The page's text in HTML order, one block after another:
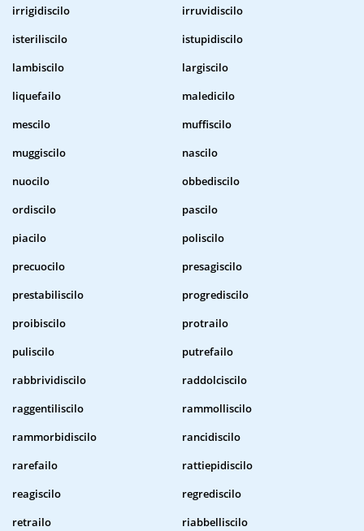
irrigidiscilo
irruvidiscilo
isteriliscilo
istupidiscilo
lambiscilo
largiscilo
liquefailo
maledicilo
mescilo
muffiscilo
muggiscilo
nascilo
nuocilo
obbediscilo
ordiscilo
pascilo
piacilo
poliscilo
precuocilo
presagiscilo
prestabiliscilo
progrediscilo
proibiscilo
protrailo
puliscilo
putrefailo
rabbrividiscilo
raddolciscilo
raggentiliscilo
rammolliscilo
rammorbidiscilo
rancidiscilo
rarefailo
rattiepidiscilo
reagiscilo
regrediscilo
retrailo
riabbelliscilo